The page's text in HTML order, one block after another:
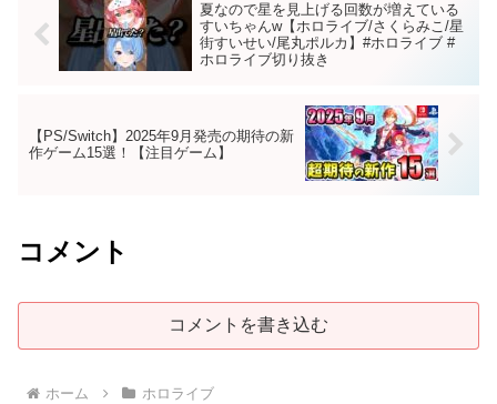
夏なので星を見上げる回数が増えている
すいちゃんw【ホロライブ/さくらみこ/星
街すいせい/尾丸ポルカ】#ホロライブ #
ホロライブ切り抜き
【PS/Switch】2025年9月発売の期待の新
作ゲーム15選！【注目ゲーム】
コメント
コメントを書き込む
ホーム ホロライブ